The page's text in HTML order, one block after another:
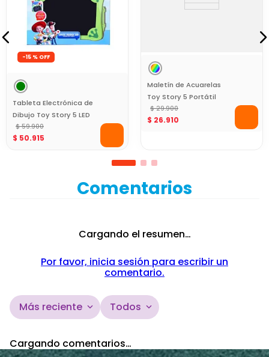
-15 %
Tableta Electrónica de
Dibujo Toy Story 5 LED
Borrable para Niños
$ 59.900
$ 50.915
Maletín de Acuarelas
Toy Story 5 Portátil
para Pintar y Colorear
$ 29.900
$ 26.910
Comentarios
Cargando el resumen…
Por favor, inicia sesión para escribir un
comentario.
Más reciente Todos
Cargando comentarios…